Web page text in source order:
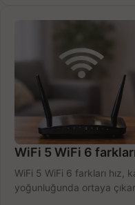
WiFi 5 WiFi 6
WiFi 5 WiFi 6 farkları hız,
yoğunluğunda ortaya